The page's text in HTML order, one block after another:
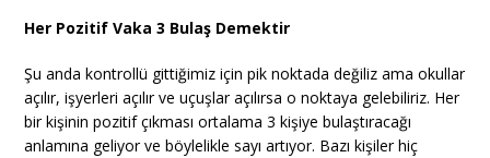
Her Pozitif Vaka 3 Bulaş Demektir
Şu anda kontrollü gittiğimiz için pik noktada değiliz ama okullar
açılır, işyerleri açılır ve uçuşlar açılırsa o noktaya gelebiliriz. Her
bir kişinin pozitif çıkması ortalama 3 kişiye bulaştıracağı
anlamına geliyor ve böylelikle sayı artıyor. Bazı kişiler hiç